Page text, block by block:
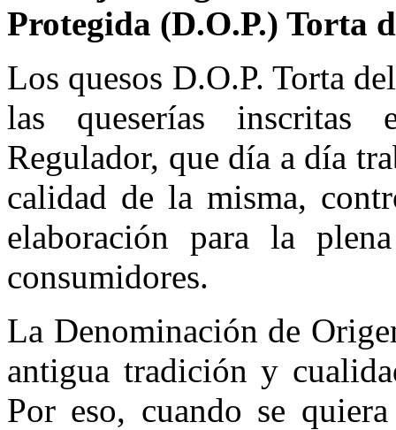
Protegida (D.O.P.) Torta
Los quesos D.O.P. Torta
las queserías
Regulador, que día a día
calidad de la misma,
elaboración para la
consumidores.
La Denominación de
antigua tradición y
Por eso, cuando se